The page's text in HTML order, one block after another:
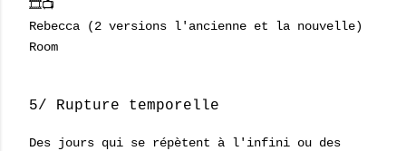
🎞📺
Rebecca (2 versions l'ancienne et la nouvelle)
Room
5/ Rupture temporelle
Des jours qui se répètent à l'infini ou des